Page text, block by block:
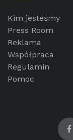
Kim jesteśmy
Press Room
Reklama
Współpraca
Regulamin
Pomoc